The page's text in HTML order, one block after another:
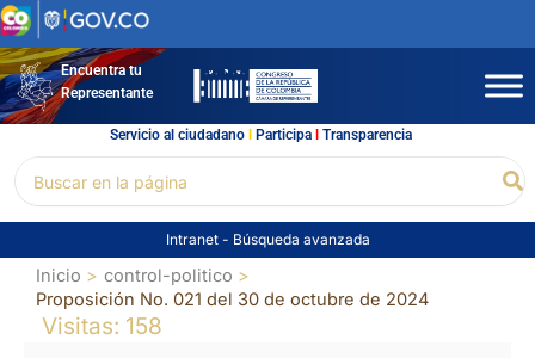
Ir
al
contenidoEncuentra tu
Representante
Servicio al ciudadano l Participal Transparencia
por:
Intranet - Búsqueda avanzada
Inicio
control-politico
Proposición No. 021 del 30 de octubre de 2024
Visitas: 158